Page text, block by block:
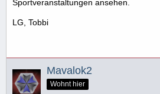
Sportveranstaltungen ansehen.
LG, Tobbi
Mavalok2
Wohnt hier